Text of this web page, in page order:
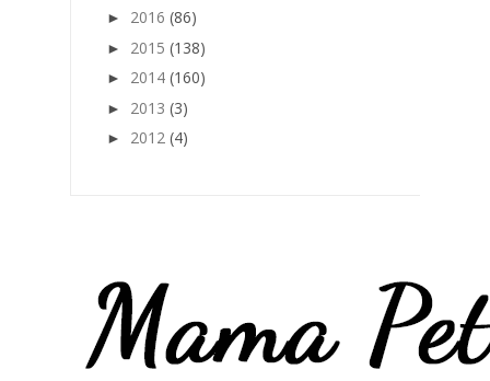
► 2016 (86)
► 2015 (138)
► 2014 (160)
► 2013 (3)
► 2012 (4)